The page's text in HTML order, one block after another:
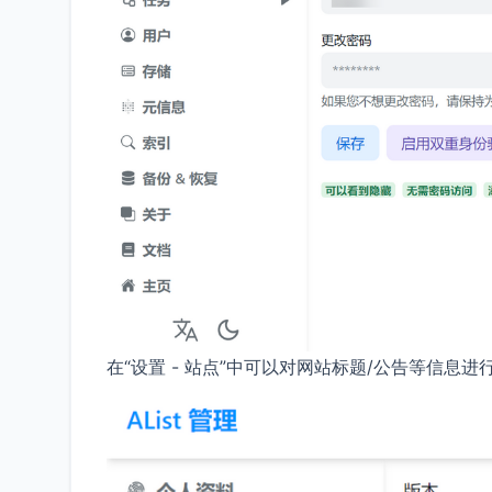
在“设置 - 站点”中可以对网站标题/公告等信息进